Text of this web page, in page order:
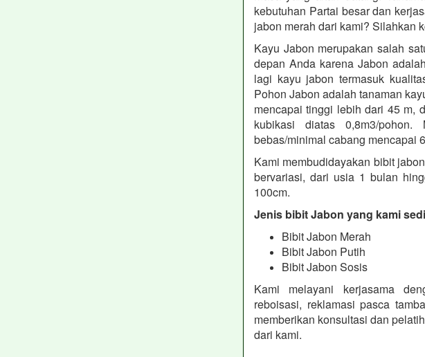
kebutuhan Partai besar dan
jabon merah dari kami? Silahkan
Kayu Jabon merupakan salah
depan Anda karena Jabon
lagi kayu jabon termasuk
Pohon Jabon adalah tanaman
mencapai tinggi lebih dari 45 m,
kubikasi diatas 0,8m3/
bebas/minimal cabang mencapai
Kami membudidayakan bibit
bervariasi, dari usia 1 bulan
100cm.
Jenis bibit Jabon yang kami
Bibit Jabon Merah
Bibit Jabon Putih
Bibit Jabon Sosis
Kami melayani kerjasama
reboisasi, reklamasi pasca
memberikan konsultasi dan
dari kami.